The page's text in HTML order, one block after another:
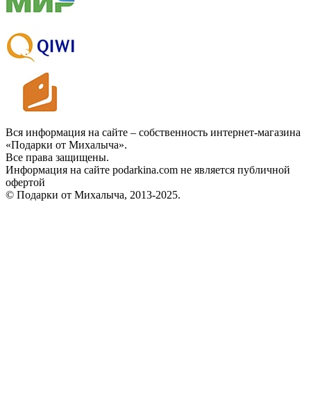
Вся информация на сайте – собственность интернет-магазина
«Подарки от Михалыча».
Все права защищены.
Информация на сайте podarkina.com не является публичной
офертой
© Подарки от Михалыча, 2013-2025.